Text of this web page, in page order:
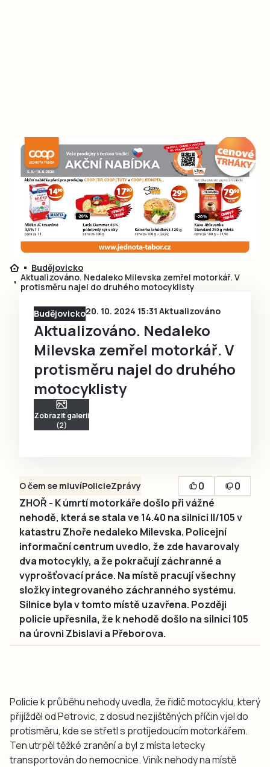
Budějovicko
Aktualizováno. Nedaleko Milevska zemřel motorkář. V
protisměru najel do druhého motocyklisty
Budějovicko20. 10. 2024 15:31 Aktualizováno
Aktualizováno. Nedaleko
Milevska zemřel motorkář. V
protisměru najel do druhého
motocyklisty
Zobrazit galerii
(2)
O čem se mluvíPolicieZprávy 0
0
ZHOŘ - K úmrtí motorkáře došlo při vážné
nehodě, která se stala ve 14.40 na silnici II/105 v
katastru Zhoře nedaleko Milevska. Policejní
informační centrum uvedlo, že zde havarovaly
dva motocykly, a že pokračují záchranné a
vyprošťovací práce. Na místě pracují všechny
složky integrovaného záchranného systému.
Silnice byla v tomto místě uzavřena. Později
policie upřesnila, že k nehodě došlo na silnici 105
na úrovni Zbislavi a Přeborova.
Policie k průběhu nehody uvedla, že řidič motocyklu, který
přijížděl od Petrovic, z dosud nezjištěných příčin vjel do
protisměru, kde se střetl s protijedoucím motorkářem.
Ten utrpěl těžké zranění a byl z místa letecky
transportován do nemocnice. Viník nehody na místě